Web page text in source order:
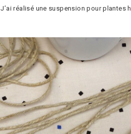
. J’ai réalisé une suspension pour